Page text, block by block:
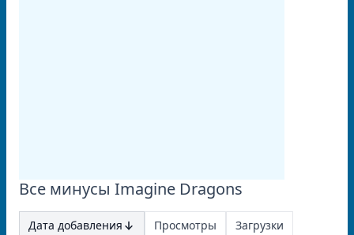
Все минусы Imagine Dragons
Дата добавления Просмотры
Загрузки